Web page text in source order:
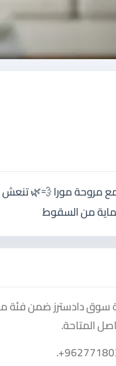
من السقوط
دادسترز ضمن فئة
المتاحة.
.